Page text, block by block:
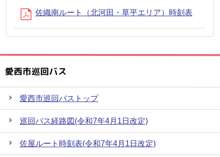
佐織南ルート（北河田・草平エリア）時刻表
愛西市巡回バス
愛西市巡回バストップ
巡回バス経路図(令和7年4月1日改定)
佐屋ルート時刻表(令和7年4月1日改定)